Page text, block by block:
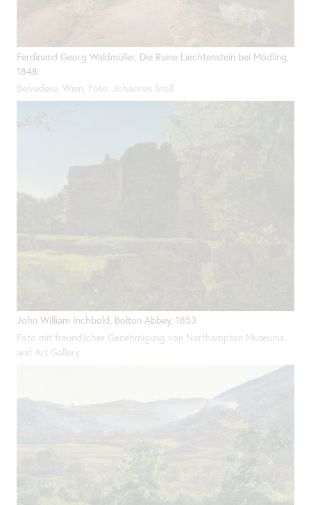
Ferdinand Georg Waldmüller, Die Ruine Liechtenstein bei Mödling,
1848
Belvedere, Wien, Foto: Johannes Stoll
John William Inchbold, Bolton Abbey, 1853
Foto mit freundlicher Genehmigung von Northampton Museums
and Art Gallery